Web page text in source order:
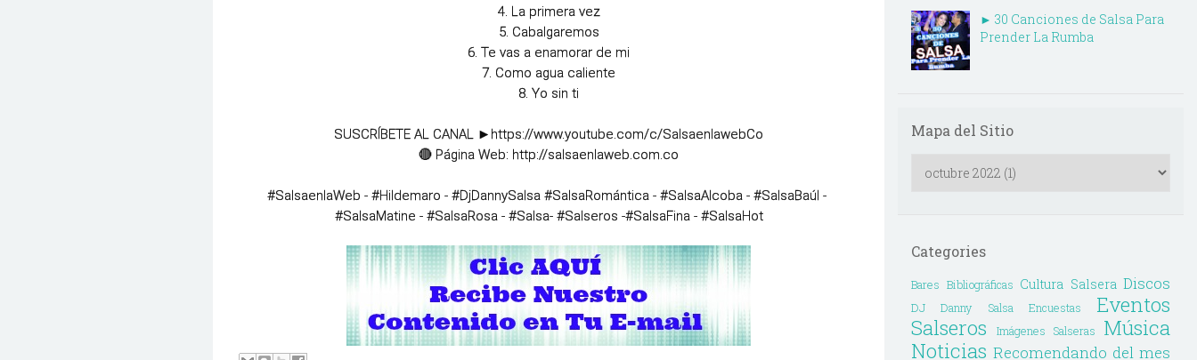
4. La primera vez
5. Cabalgaremos
6. Te vas a enamorar de mi
7. Como agua caliente
8. Yo sin ti
SUSCRÍBETE AL CANAL ► https://www.youtube.com/c/SalsaenlawebCo
🔴 Página Web: http://salsaenlaweb.com.co
#SalsaenlaWeb - #Hildemaro - #DjDannySalsa #SalsaRomántica - #SalsaAlcoba - #SalsaBaúl
#SalsaMatine - #SalsaRosa - #Salsa- #Salseros -#SalsaFina - #SalsaHot
► 30 Canciones de Salsa Para
Prender La Rumba
Mapa del Sitio
Categories
Bares Bibliográficas Cultura Salsera Discos
DJ Danny Salsa Encuestas
Eventos
Salseros
Imágenes Salseras
Música
Noticias Recomendando del mes